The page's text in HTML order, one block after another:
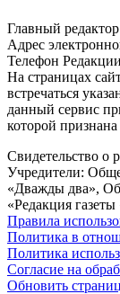
Главный
Адрес
Телефон
На страницах
встречаться
данный сервис
которой
Свидетельство
Учредители:
«Дважды два»,
«Редакция
Правила
Политика в
Политика
Согласие на
Обновить